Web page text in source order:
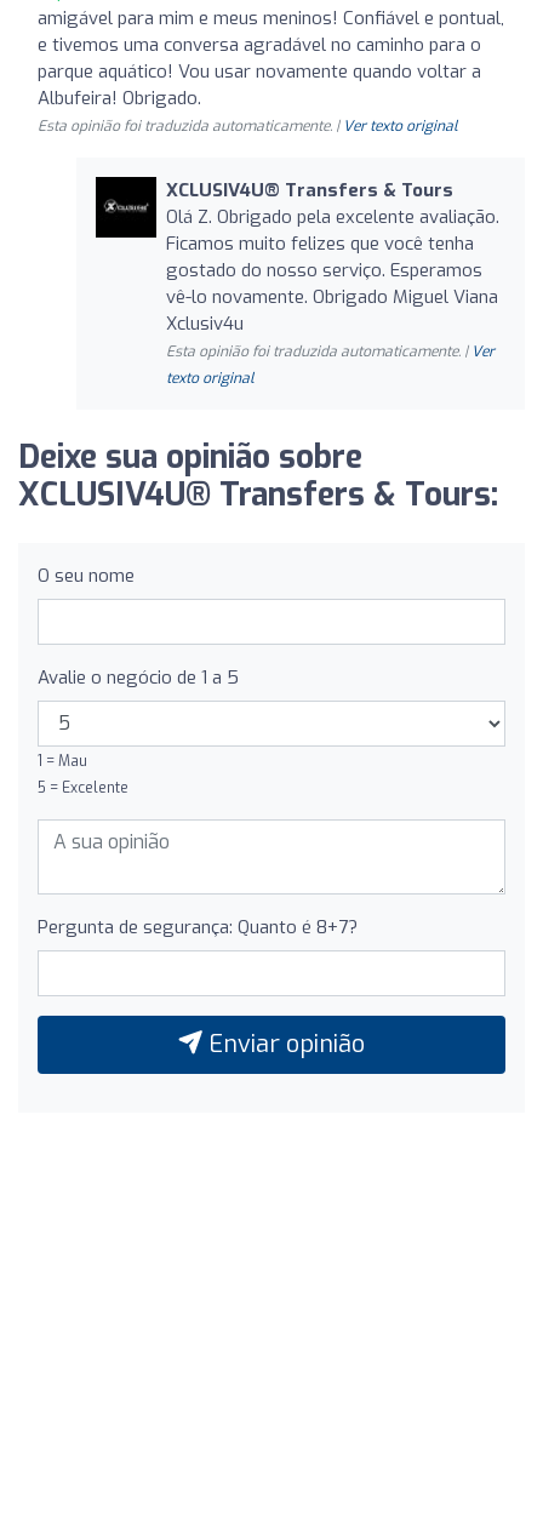
amigável para mim e meus meninos! Confiável e pontual,
e tivemos uma conversa agradável no caminho para o
parque aquático! Vou usar novamente quando voltar a
Albufeira! Obrigado.
Esta opinião foi traduzida automaticamente. | Ver texto original
XCLUSIV4U®️ Transfers & Tours
Olá Z. Obrigado pela excelente avaliação.
Ficamos muito felizes que você tenha
gostado do nosso serviço. Esperamos
vê-lo novamente. Obrigado Miguel Viana
Xclusiv4u
Esta opinião foi traduzida automaticamente. | Ver
texto original
Deixe sua opinião sobre
XCLUSIV4U®️ Transfers & Tours:
O seu nome
Avalie o negócio de 1 a 5
1 = Mau
5 = Excelente
Pergunta de segurança: Quanto é 8+7?
Enviar opinião